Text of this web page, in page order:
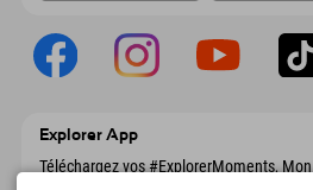
Explorer App
Téléchargez vos #ExplorerMoments, Mon